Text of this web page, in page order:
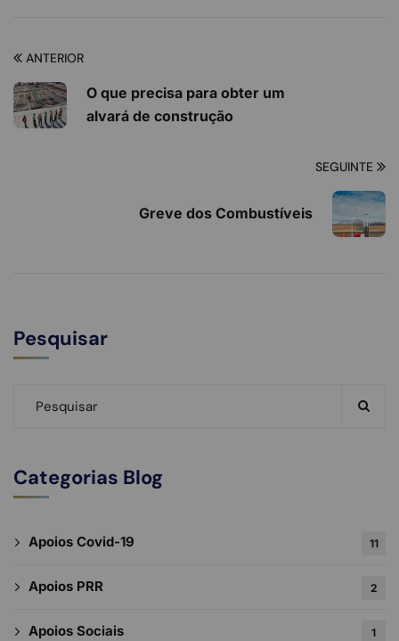
ANTERIOR
O que precisa para obter um
alvará de construção
SEGUINTE
Greve dos Combustíveis
Pesquisar
Categorias Blog
Apoios Covid-19 11
Apoios PRR 2
Apoios Sociais 1